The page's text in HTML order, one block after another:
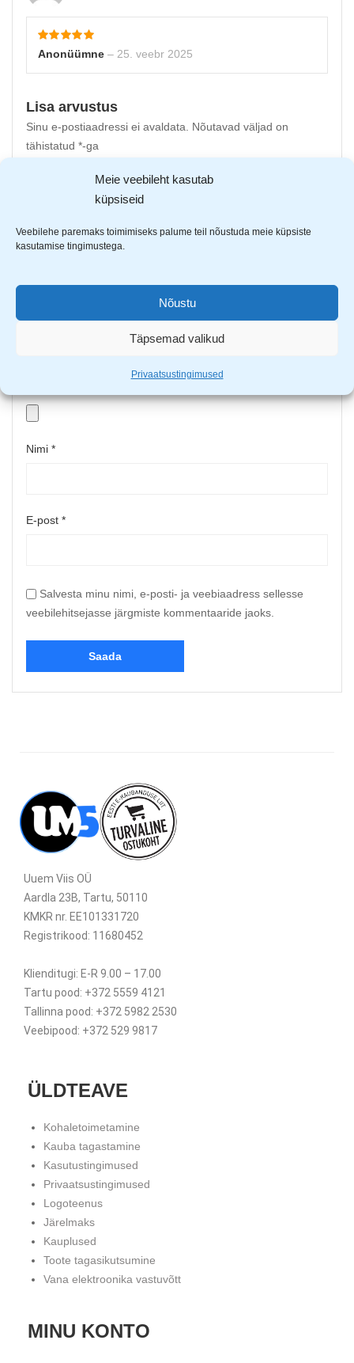
Meie veebileht kasutab
küpsiseid
Veebilehe paremaks toimimiseks palume teil nõustuda meie küpsiste
kasutamise tingimustega.
Nõustu
Täpsemad valikud
Privaatsustingimused
Anonüümne – 25. veebr 2025
Lisa arvustus
Sinu e-postiaadressi ei avaldata.
Nõutavad väljad on
tähistatud *-ga
Sinu arvustus*
Nimi *
E-post *
Salvesta minu nimi, e-posti- ja veebiaadress sellesse
veebilehitsejasse järgmiste kommentaaride jaoks.
Uuem Viis OÜ
Aardla 23B, Tartu, 50110
KMKR nr. EE101331720
Registrikood: 11680452
Klienditugi: E-R 9.00 – 17.00
Tartu pood: +372 5559 4121
Tallinna pood: +372 5982 2530
Veebipood: +372 529 9817
ÜLDTEAVE
Kohaletoimetamine
Kauba tagastamine
Kasutustingimused
Privaatsustingimused
Logoteenus
Järelmaks
Kauplused
Toote tagasikutsumine
Vana elektroonika vastuvõtt
MINU KONTO